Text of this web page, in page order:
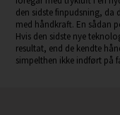
den sidste finpudsning, da
med håndkraft. En sådan
Hvis den sidste nye
resultat, end de kendte
simpelthen ikke indført på